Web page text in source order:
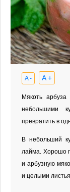
A - A +
Мякоть
небольшими
превратить в
В небольший
лайма. Хорошо
и арбузную
и целыми